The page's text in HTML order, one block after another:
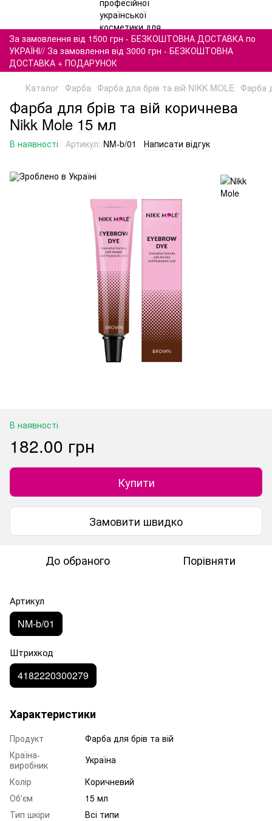
За замовлення від 1500 грн - БЕЗКОШТОВНА ДОСТАВКА по
УКРАЇНІ// За замовлення від 3000 грн - БЕЗКОШТОВНА
ДОСТАВКА + ПОДАРУНОК
Каталог Фарба Фарба для брів та вій NIKK MOLE Фарба
Фарба для брів та вій коричнева
Nikk Mole 15 мл
В наявності Артикул: NM-b/01 Написати відгук
В наявності
182.00 грн
Купити
Замовити швидко
До обраного Порівняти
Артикул
NM-b/01
Штрихкод
4182220300279
Характеристики
Продукт
Фарба для брів та вій
Країна-
виробник
Україна
Колір
Коричневий
Об'єм
15 мл
Тип шкіри
Всі типи